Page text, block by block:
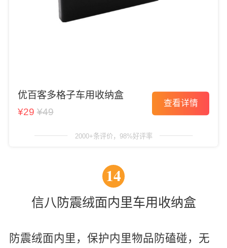
优百客多格子车用收纳盒
¥29 ¥49
查看详情
2000+条评价，98%好评率
14
信八防震绒面内里车用收纳盒
防震绒面内里，保护内里物品防磕碰，无